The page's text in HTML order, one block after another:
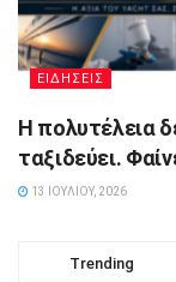
ΕΙΔΗΣΕΙΣ
Η πολυτέλεια
ταξιδεύει.
13 ΙΟΥΛΊΟΥ, 2026
Trending